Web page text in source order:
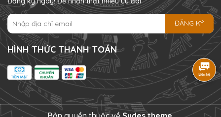
ĐĂNG KÝ
HÌNH THỨC THANH TOÁN